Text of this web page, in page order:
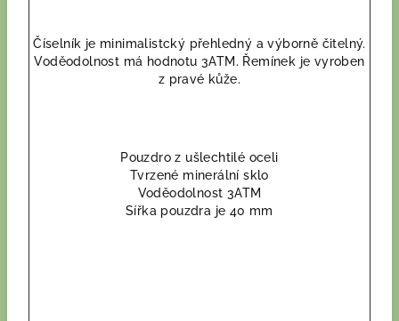
Číselník je minimalistcký přehledný a výborně čitelný.
Voděodolnost má hodnotu 3ATM. Řemínek je vyroben
z pravé kůže.
Pouzdro z ušlechtilé oceli
Tvrzené minerální sklo
Voděodolnost 3ATM
Sířka pouzdra je 40 mm